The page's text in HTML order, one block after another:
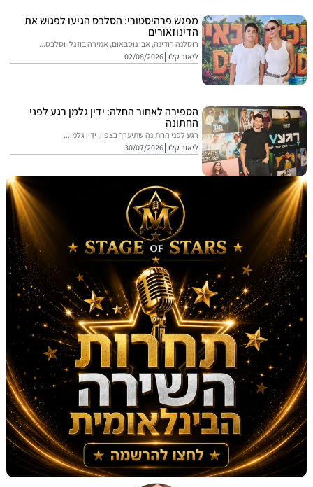
מפגש פרהיסטורי: הסלבס הגיעו לפגוש את
הדינוזאורים
רוסלנה רודינה, אבי נוסבאום, אמירה בוזגלו וסלבס...
ליאור קלו 02/08/2026
הספירה לאחור החלה: ידין גלמן רגע לפני
החתונה
רגע לפני החתונה שתיערך בצפון, ידין גלמן...
ליאור קלו 30/07/2026